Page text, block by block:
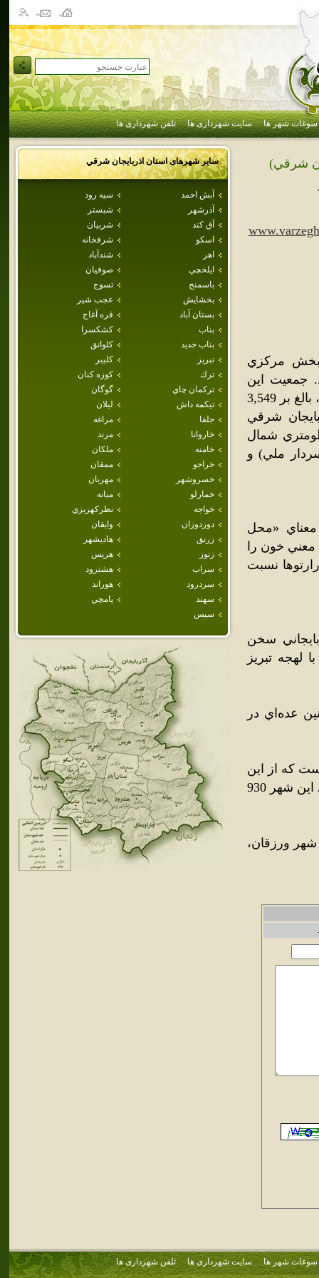
سوغات شهر ها سایت شهرداری ها تلفن شهرداری ها
سایر شهرهای استاناذربايجان شرقي
آبش احمد
سيه رود
آذرشهر
شبستر
آق كند
شربيان
اسكو
شرفخانه
اهر
شندآباد
ايلخچي
صوفيان
باسمنج
تسوج
بخشايش
عجب شير
بستان آباد
قره آغاج
بناب
كشكسرا
بناب جديد
كلوانق
تبريز
كليبر
ترك
كوزه كنان
تركمان چاي
گوگان
تيكمه داش
ليلان
جلفا
مراغه
خاروانا
مرند
خامنه
ملكان
خراجو
ممقان
خسروشهر
مهربان
خمارلو
ميانه
خواجه
نظركهريزي
دوزدوزان
وايقان
زرنق
هاديشهر
زنوز
هريس
سراب
هشترود
سردرود
هوراند
سهند
يامچي
سيس
شرقي)
بخش مرکزي
جمعيت اين
شهر برپايه سرشماري عمومي نفوس و مسکن سال 1385 خورشيدي، بالغ بر 3,549
شرقي
ورزقان در 40 کيلومتري غرب اهر و 78 کيلومتري شمال
ملي) و
«محل
خون را
نسبت
سخن
لهجه تبريز
عده‌اي در
بالغ بر 3,549 نفر بوده‌است که از اين
ميان 1,776 نفر مرد و 1,773 نفر زن بوده‌اند؛ همچنين شمار خانوارهاي اين شهر 930
مجموع 3,549 نفر جمعيت شهر ورزقان،
سوغات شهر ها سایت شهرداری ها تلفن شهرداری ها